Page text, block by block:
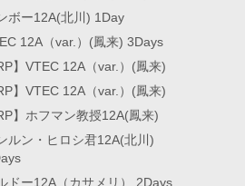
ボー12A(北川) 1Day
12A（var.）(鳳来) 3Days
】VTEC 12A（var.）(鳳来)
】VTEC 12A（var.）(鳳来)
】ホフマン教授12A(鳳来)
ルン・ヒロシ君12A(北川)
ドー12A（カサメリ） 2Days